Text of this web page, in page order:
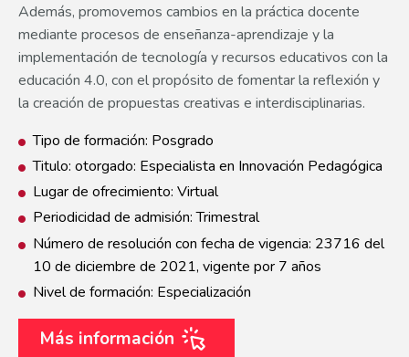
Además, promovemos cambios en la práctica docente
mediante procesos de enseñanza-aprendizaje y la
implementación de tecnología y recursos educativos con la
educación 4.0, con el propósito de fomentar la reflexión y
la creación de propuestas creativas e interdisciplinarias.
Tipo de formación: Posgrado
Titulo: otorgado: Especialista en Innovación Pedagógica
Lugar de ofrecimiento: Virtual
Periodicidad de admisión: Trimestral
Número de resolución con fecha de vigencia: 23716 del
10 de diciembre de 2021, vigente por 7 años
Nivel de formación: Especialización
Más información